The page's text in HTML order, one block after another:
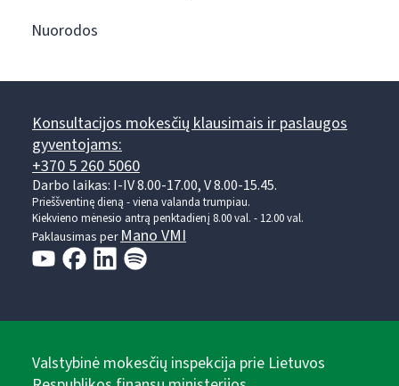
Nuorodos
Konsultacijos mokesčių klausimais ir paslaugos
gyventojams:
+370 5 260 5060
Darbo laikas: I-IV 8.00-17.00, V 8.00-15.45.
Prieššventinę dieną - viena valanda trumpiau.
Kiekvieno mėnesio antrą penktadienį 8.00 val. - 12.00 val.
Paklausimas per Mano VMI
Valstybinė mokesčių inspekcija prie Lietuvos